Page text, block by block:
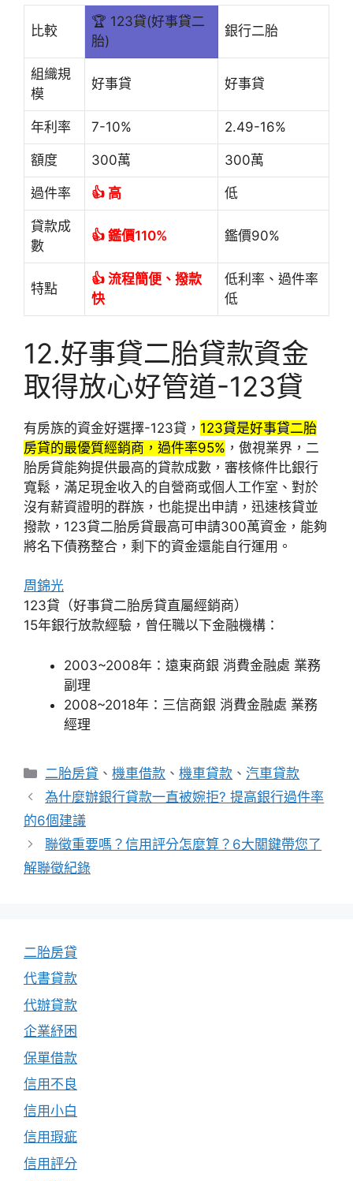
比較
🏆 123貸(好事貸二
胎)
銀行二胎
組織規
模
好事貸 好事貸
年利率 7-10% 2.49-16%
額度 300萬 300萬
過件率 👍 高 低
貸款成
數
👍 鑑價110% 鑑價90%
特點
👍 流程簡便、撥款
快
低利率、過件率
低
12.好事貸二胎貸款資金
取得放心好管道-123貸
有房族的資金好選擇-123貸， 123貸是好事貸二胎
房貸的最優質經銷商，過件率95% ，傲視業界，二
胎房貸能夠提供最高的貸款成數，審核條件比銀行
寬鬆，滿足現金收入的自營商或個人工作室、對於
沒有薪資證明的群族，也能提出申請，迅速核貸並
撥款，123貸二胎房貸最高可申請300萬資金，能夠
將名下債務整合，剩下的資金還能自行運用。
周錦光
123貸（好事貸二胎房貸直屬經銷商）
15年銀行放款經驗，曾任職以下金融機構：
2003~2008年：遠東商銀 消費金融處 業務
副理
2008~2018年：三信商銀 消費金融處 業務
經理
分
類
二胎房貸 、機車借款 、機車貸款 、汽車貸款
為什麼辦銀行貸款一直被婉拒? 提高銀行過件率
的6個建議
聯徵重要嗎？信用評分怎麼算？6大關鍵帶您了
解聯徵紀錄
二胎房貸
代書貸款
代辦貸款
企業紓困
保單借款
信用不良
信用小白
信用瑕疵
信用評分